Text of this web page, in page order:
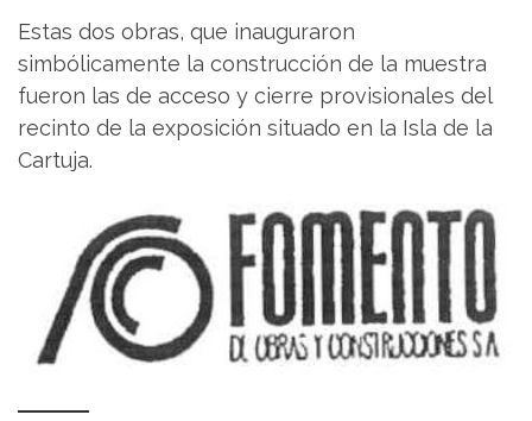
Estas dos obras, que inauguraron
simbólicamente la construcción de la muestra
fueron las de acceso y cierre provisionales del
recinto de la exposición situado en la Isla de la
Cartuja.